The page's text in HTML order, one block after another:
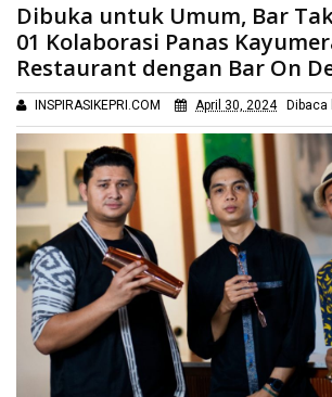
Dibuka untuk Umum, Bar Take Over Vol. 01
Kayumerah Restaurant dengan Bar On
Dibuka untuk Umum, Bar
01 Kolaborasi Panas
Restaurant dengan Bar On
INSPIRASIKEPRI.COM April 30, 2024 Dibaca